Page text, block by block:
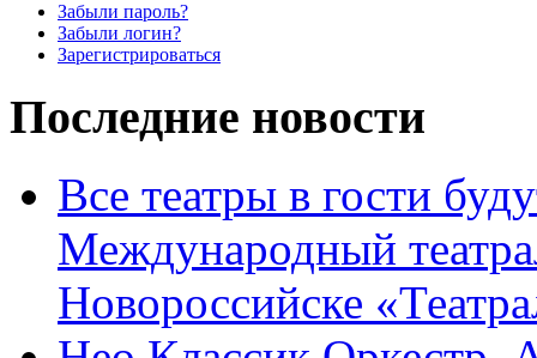
Забыли пароль?
Забыли логин?
Зарегистрироваться
Последние новости
Все театры в гости
Международный
Новороссийске